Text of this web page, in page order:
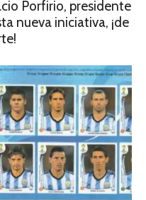
Porfirio, presidente
nueva iniciativa, ¡de